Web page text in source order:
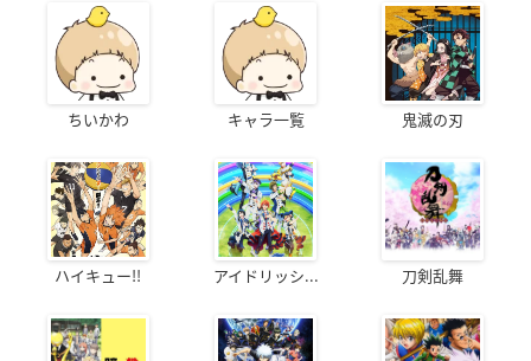
ちいかわ キャラ一覧 鬼滅の刃
ハイキュー!! アイドリッシ... 刀剣乱舞